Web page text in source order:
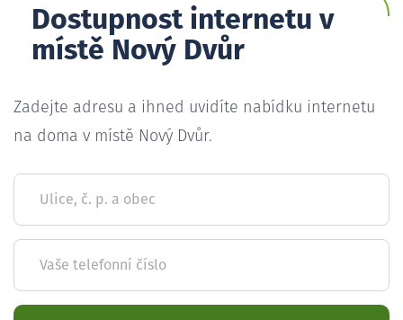
Dostupnost internetu v
místě Nový Dvůr
Zadejte adresu a ihned uvidíte nabídku internetu
na doma v místě Nový Dvůr.
Ulice, č. p. a obec
Vaše telefonní číslo